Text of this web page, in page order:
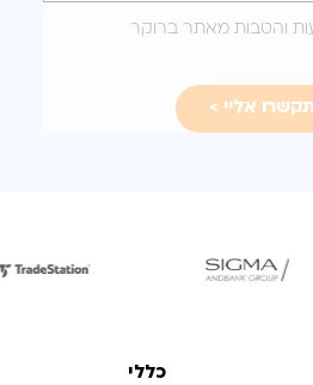
והטבות מאתר ברוקר
לפתיחת
כללי